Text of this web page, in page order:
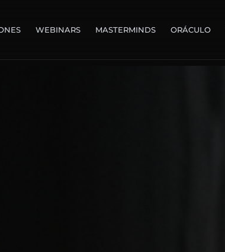
WEBINARS MASTERMINDS ORÁCULO